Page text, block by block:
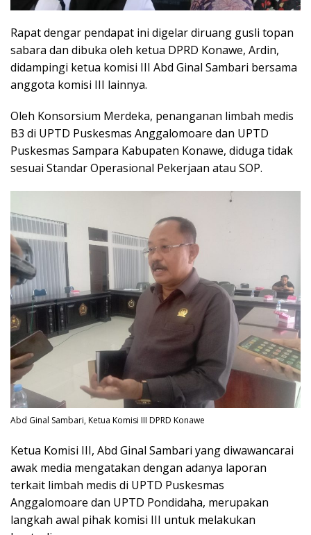
Rapat dengar pendapat ini digelar diruang gusli topan
sabara dan dibuka oleh ketua DPRD Konawe, Ardin,
didampingi ketua komisi III Abd Ginal Sambari bersama
anggota komisi III lainnya.
Oleh Konsorsium Merdeka, penanganan limbah medis
B3 di UPTD Puskesmas Anggalomoare dan UPTD
Puskesmas Sampara Kabupaten Konawe, diduga tidak
sesuai Standar Operasional Pekerjaan atau SOP.
Abd Ginal Sambari, Ketua Komisi III DPRD Konawe
Ketua Komisi III, Abd Ginal Sambari yang diwawancarai
awak media mengatakan dengan adanya laporan
terkait limbah medis di UPTD Puskesmas
Anggalomoare dan UPTD Pondidaha, merupakan
langkah awal pihak komisi III untuk melakukan